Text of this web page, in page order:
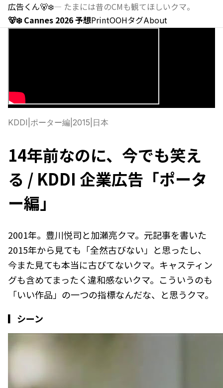
広告くん🐻‍❄️— たまには昔のCMも観てほしいクマ。
🐻‍❄️ Cannes 2026 予想PrintOOHタグAbout
KDDI ポーター編 2015 日本
14年前なのに、今でも笑え
る / KDDI 企業広告「ポータ
ー編」
2001年。豊川悦司と加瀬亮クマ。元記事を書いた
2015年から見ても「全然古びない」と思ったし、
今また見ても本当に古びてないクマ。キャスティン
グも含めてまったく違和感ないクマ。こういうのも
「いい作品」の一つの指標なんだな、と思うクマ。
▎シーン